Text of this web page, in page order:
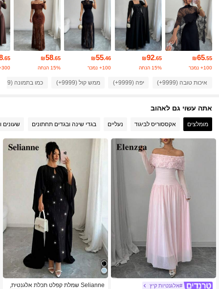
4.88 3M עוקבים
4.88 3M עוקבים
4.88 3M עוקבים
₪65.55
100+ נמכר
₪92.65
15% הנחה
₪55.46
100+ נמכר
₪58.65
15% הנחה
.65
300+ נמכר
איכות טובה (9999+) יפה (9999+) ממש קול (9999+) כמו בתמונה (9999+)
אתה עשוי גם לאהוב
מומלצים אקססוריס לביגוד נעליים בגדי שינה ובגדים תחתונים שעונים
#אלגנטיות קיץ
Selianne שמלת קפלט תכלת אלגנטית,